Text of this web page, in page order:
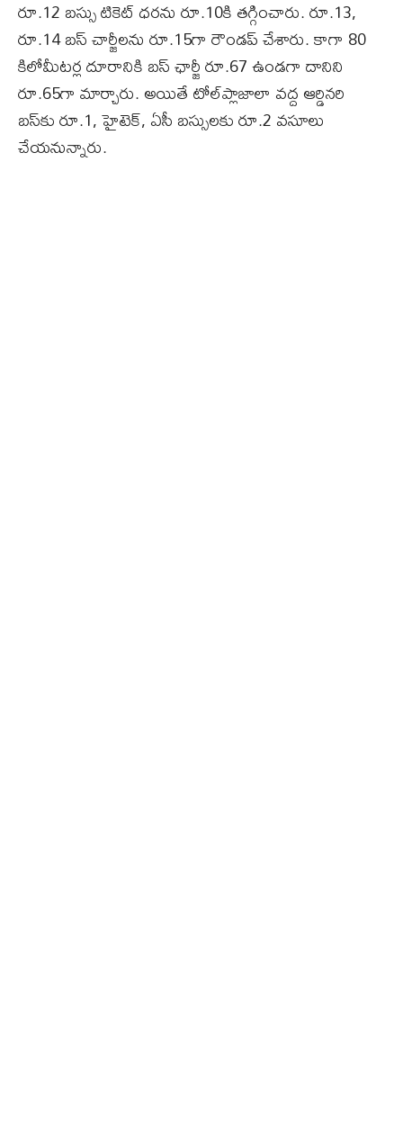
రూ.12 బస్సు టికెట్‌ ధరను రూ.10కి తగ్గించారు. రూ.13,
రూ.14 బస్‌ చార్జీలను రూ.15గా రౌండప్‌ చేశారు. కాగా 80
కిలోమీటర్ల దూరానికి బస్‌ ఛార్జీ రూ.67 ఉండగా దానిని
రూ.65గా మార్చారు. అయితే టోల్‌ప్లాజాలా వద్ద ఆర్డినరి
బస్‌కు రూ.1, హైటెక్‌, ఏసీ బస్సులకు రూ.2 వసూలు
చేయనున్నారు.